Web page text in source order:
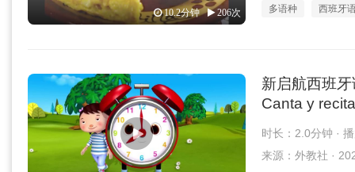
10.2分钟 206次 多语种 西班牙
新启航西班
Canta y recita
时长：2.0分钟 ·
来源：外教社 ·